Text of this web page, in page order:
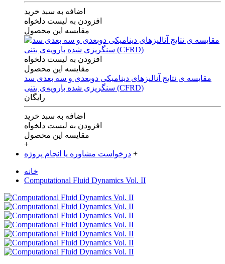
اضافه به سبد خرید
افزودن به لیست دلخواه
مقایسه این محصول
افزودن به لیست دلخواه
مقایسه این محصول
مقایسه ی‌ نتایج آنالیزهای‌ دینامیکی‌ دوبعدی‌ و‌ سه بعدی‌ سد
سنگریزی‌ شده با‌رویه‌ی‌ بتنی‌ (CFRD)
رایگان
اضافه به سبد خرید
افزودن به لیست دلخواه
مقایسه این محصول
+
درخواست مشاوره یا انجام پروژه +
خانه
Computational Fluid Dynamics Vol. II